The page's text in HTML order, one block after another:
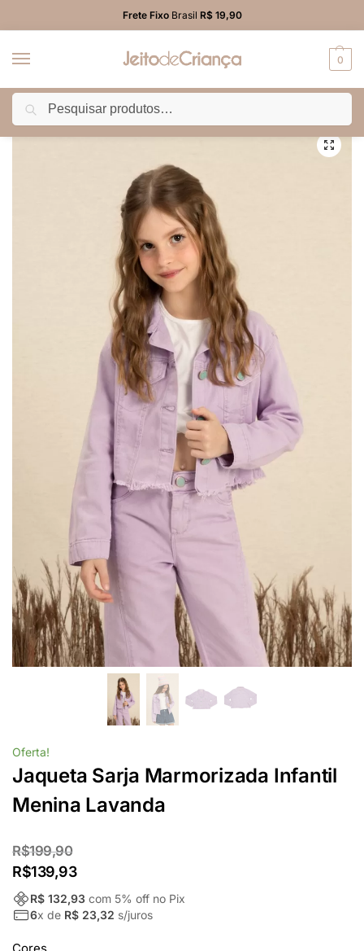
Frete FixoBrasil R$ 19,90
0
Início PROMO / Blusão/Colete/Jaqueta
Oferta!
Jaqueta Sarja Marmorizada Infantil
Menina Lavanda
R$199,90
R$139,93
R$ 132,93 com 5% off no Pix
6x de R$ 23,32 s/juros
Cores